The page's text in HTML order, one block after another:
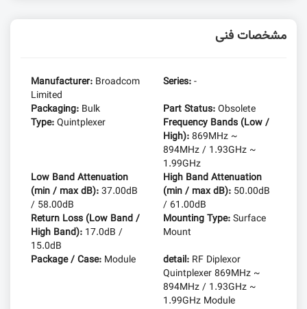
مشخصات فنی
Manufacturer: Broadcom
Limited
Series:-
Packaging: Bulk Part Status:Obsolete
Type:Quintplexer
Frequency Bands (Low /
High):869MHz ~
894MHz / 1.93GHz ~
1.99GHz
Low Band Attenuation
(min / max dB):37.00dB
/ 58.00dB
High Band Attenuation
(min / max dB): 50.00dB
/ 61.00dB
Return Loss (Low Band /
High Band): 17.0dB /
15.0dB
Mounting Type:Surface
Mount
Package / Case: Module detail: RF Diplexor
Quintplexer 869MHz ~
894MHz / 1.93GHz ~
1.99GHz Module